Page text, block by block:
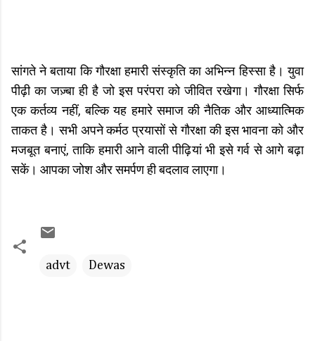
सांगते ने बताया कि गौरक्षा हमारी संस्कृति का अभिन्न हिस्सा है। युवा
पीढ़ी का जज़्बा ही है जो इस परंपरा को जीवित रखेगा। गौरक्षा सिर्फ
एक कर्तव्य नहीं, बल्कि यह हमारे समाज की नैतिक और आध्यात्मिक
ताकत है। सभी अपने कर्मठ प्रयासों से गौरक्षा की इस भावना को और
मजबूत बनाएं, ताकि हमारी आने वाली पीढ़ियां भी इसे गर्व से आगे बढ़ा
सकें। आपका जोश और समर्पण ही बदलाव लाएगा।
advt Dewas